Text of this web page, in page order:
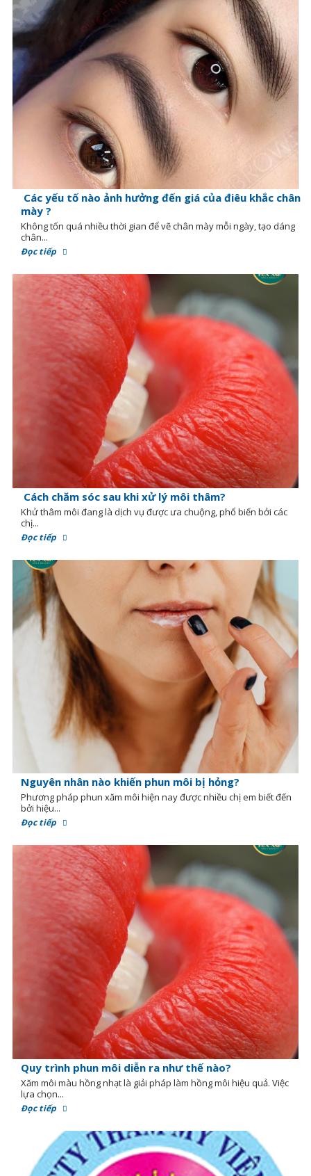
Các yếu tố nào ảnh hưởng đến giá của điêu khắc chân
mày ?
Không tốn quá nhiều thời gian để vẽ chân mày mỗi ngày, tạo dáng
chân...
Đọc tiếp
Cách chăm sóc sau khi xử lý môi thâm?
Khử thâm môi đang là dịch vụ được ưa chuộng, phổ biến bởi các
chị...
Đọc tiếp
Nguyên nhân nào khiến phun môi bị hỏng?
Phương pháp phun xăm môi hiện nay được nhiều chị em biết đến
bởi hiệu...
Đọc tiếp
Quy trình phun môi diễn ra như thế nào?
Xăm môi màu hồng nhạt là giải pháp làm hồng môi hiệu quả. Việc
lựa chọn...
Đọc tiếp